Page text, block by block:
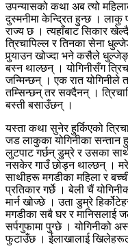
उपन्यासको कथा अब त्यो
दुस्मनीमा केन्द्रित हुन्छ । लाकु
राज्य छ । त्यहाँबाट सिकार
त्रिचापिल्ल र तिनका सेना
पुर्‍याउन खोज्दा भने कसैले
बस्न थाल्छन् । योगिनीसँग
जन्मिन्छन् । एक रात योगिनीले
तम्सिन्छन् तर सक्दैनन् ।
बस्ती बसाउँछन् ।
यस्ता कथा सुनेर हुर्किएको
जड लाकुका योगिनीका सन्तान
लुटपाट गर्छन् डुम्रे र उसका
नसकेर गाउँ छोड्न थाल्छन् ।
साथीहरू मगडीका महिला र
प्रतिकार गर्छे । बेली चैं
मार्न खोज्छे । उता डुम्रे
मगडीका सबै घर र मानिसलाई
सर्पगुफामा पुग्छे । योगिनीको
फुटाउँछ । ईलाखालाई खिलेहरूले